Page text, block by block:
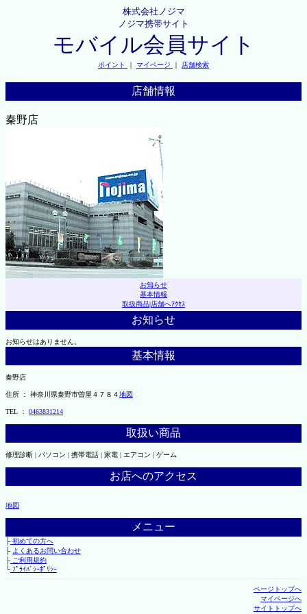
株式会社ノジマ
ノジマ携帯サイト
モバイル会員サイト
ポイント ｜ マイページ ｜ 店舗検索
店舗情報
秦野店
お知らせ
基本情報
取扱商品|店舗へｱｸｾｽ
お知らせ
お知らせはありません。
基本情報
秦野店
住所 ： 神奈川県秦野市曽屋４７８４地図
TEL ： 0463831214
取扱い商品
修理診断 | パソコン | 携帯電話 | 家電 | エアコン | ゲーム
お店へのアクセス
地図
メニュー
├初めての方へ
├ よくあるお問い合わせ
├ご利用規約
└ﾌﾟﾗｲﾊﾞｼｰﾎﾟﾘｼｰ
ページトップへ
マイページへ
サイトトップへ